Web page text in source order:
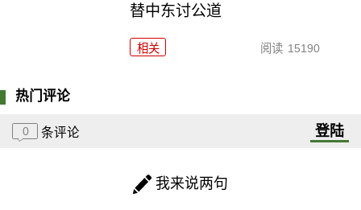
替中东讨公道
相关 阅读 15190
热门评论
0 条评论 登陆
我来说两句